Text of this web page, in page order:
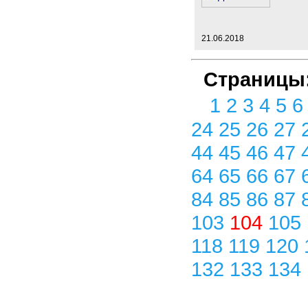
21.06.2018
1 2 3 4 5 6
24 25 26 27
44 45 46 47
64 65 66 67
84 85 86 87
103 104 105
118 119 120
132 133 134